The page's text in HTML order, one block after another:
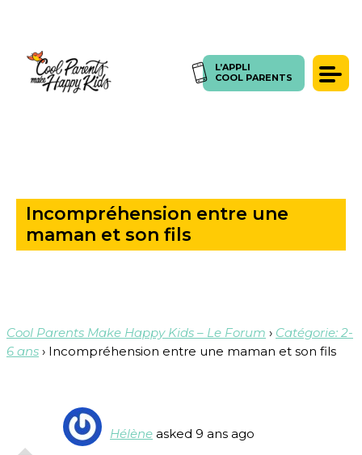
L’APPLI
COOL PARENTS
SE CONNECTER FORUM
L’APPLI
COOL PARENTS
ACCUEIL> QUESTIONS>INCOMPRÉHENSION ENTRE UNE MAMAN ET SON FILS
Incompréhension entre une
maman et son fils
Cool Parents Make Happy Kids – Le Forum › Catégorie: 2-
6 ans › Incompréhension entre une maman et son fils
Hélène asked 9 ans ago